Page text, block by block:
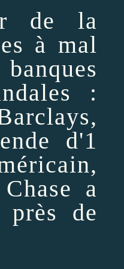
de la
à mal
:
d'1
a
près de